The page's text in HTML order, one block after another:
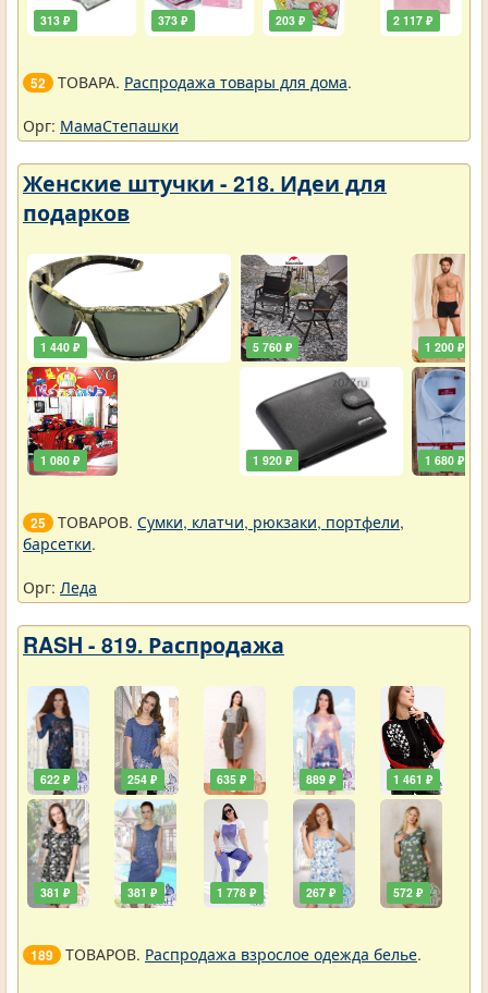
313 ₽ 373 ₽ 203 ₽ 2 117 ₽
52 ТОВАРА. Распродажа товары для дома.
Орг: МамаСтепашки
Женские штучки - 218. Идеи для
подарков
1 440 ₽
1 080 ₽
5 760 ₽
1 920 ₽
1 200 ₽
1 680 ₽
25 ТОВАРОВ. Сумки, клатчи, рюкзаки, портфели,
барсетки.
Орг: Леда
RASH - 819. Распродажа
622 ₽
381 ₽
254 ₽
381 ₽
635 ₽
1 778 ₽
889 ₽
267 ₽
1 461 ₽
572 ₽
189 ТОВАРОВ. Распродажа взрослое одежда белье.